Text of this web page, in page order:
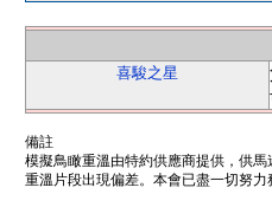
喜駿之星
備註
模擬鳥瞰重溫由特約供應商提供，供
重溫片段出現偏差。本會已盡一切努